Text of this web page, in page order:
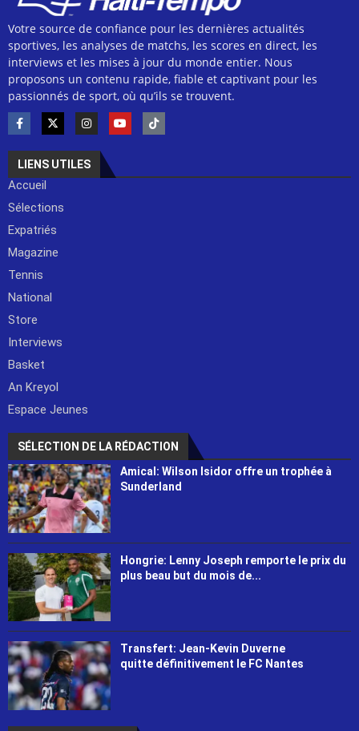
Votre source de confiance pour les dernières actualités
sportives, les analyses de matchs, les scores en direct, les
interviews et les mises à jour du monde entier. Nous
proposons un contenu rapide, fiable et captivant pour les
passionnés de sport, où qu’ils se trouvent.
LIENS UTILES
Accueil
Sélections
Expatriés
Magazine
Tennis
National
Store
Interviews
Basket
An Kreyol
Espace Jeunes
SÉLECTION DE LA RÉDACTION
Amical: Wilson Isidor offre un trophée à
Sunderland
Hongrie: Lenny Joseph remporte le prix du
plus beau but du mois de...
Transfert: Jean-Kevin Duverne
quitte définitivement le FC Nantes